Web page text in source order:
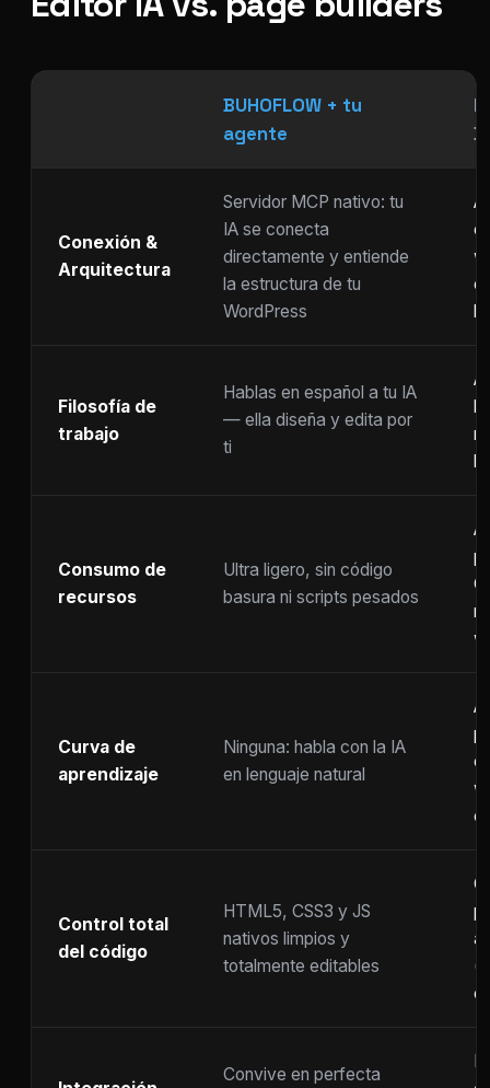
BUHOFLOW + tu
agente
Conexión &
Arquitectura
Servidor MCP nativo: tu
IA se conecta
directamente y entiende
la estructura de tu
WordPress
Filosofía de
trabajo
Hablas en español a tu IA
— ella diseña y edita por
ti
Consumo de
recursos
Ultra ligero, sin código
basura ni scripts pesados
Curva de
aprendizaje
Ninguna: habla con la IA
en lenguaje natural
Control total
del código
HTML5, CSS3 y JS
nativos limpios y
totalmente editables
Convive en perfecta